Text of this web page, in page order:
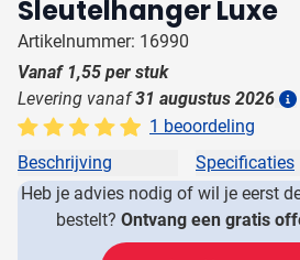
Sleutelhanger Luxe
Artikelnummer: 16990
Vanaf 1,55 per stuk
Levering vanaf31 augustus 2026
1 beoordeling
Beschrijving
Specificaties
Heb je advies nodig of wil je eerst
bestelt? Ontvang een gratis